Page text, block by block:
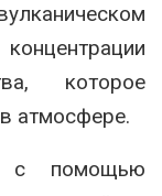
которое
атмосфере.
с помощью